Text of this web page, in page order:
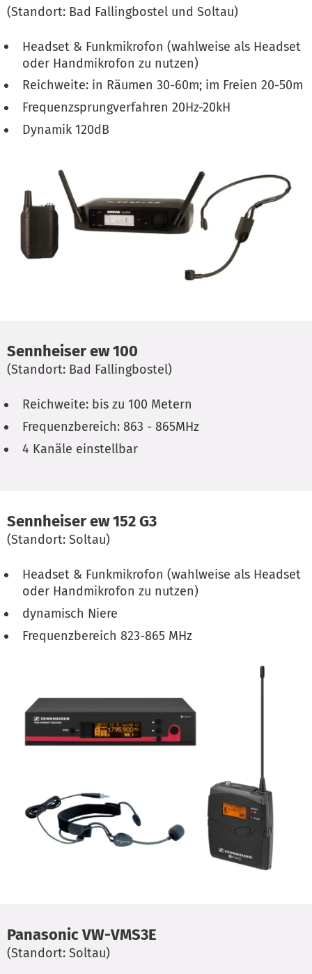
(Standort: Bad Fallingbostel und Soltau)
Headset & Funkmikrofon (wahlweise als Headset
oder Handmikrofon zu nutzen)
Reichweite: in Räumen 30-60m; im Freien 20-50m
Frequenzsprungverfahren 20Hz-20kH
Dynamik 120dB
Sennheiser ew 100
(Standort: Bad Fallingbostel)
Reichweite: bis zu 100 Metern
Frequenzbereich: 863 - 865MHz
4 Kanäle einstellbar
Sennheiser ew 152 G3
(Standort: Soltau)
Headset & Funkmikrofon (wahlweise als Headset
oder Handmikrofon zu nutzen)
dynamisch Niere
Frequenzbereich 823-865 MHz
Panasonic VW-VMS3E
(Standort: Soltau)